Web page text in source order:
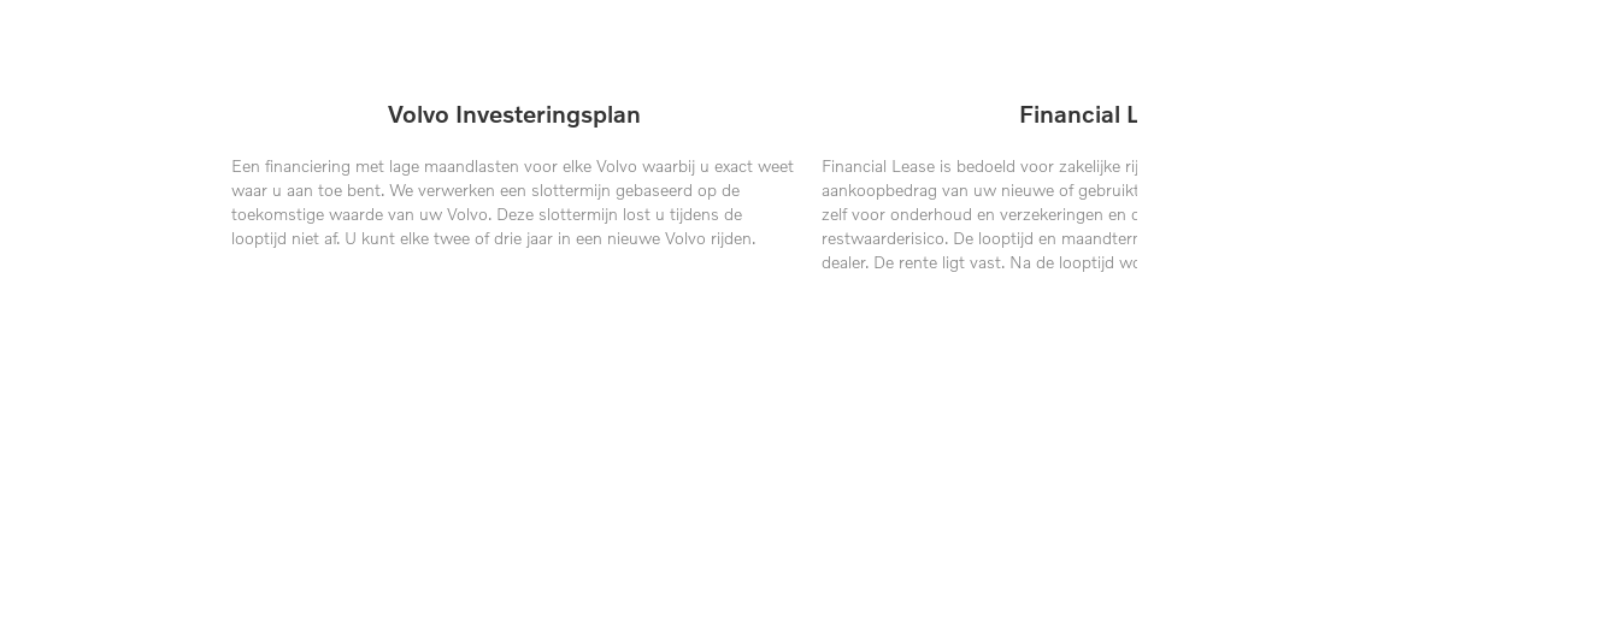
Volvo Investeringsplan
Een financiering met lage maandlasten voor elke Volvo waarbij u exact weet
waar u aan toe bent. We verwerken een slottermijn gebaseerd op de
toekomstige waarde van uw Volvo. Deze slottermijn lost u tijdens de
looptijd niet af. U kunt elke twee of drie jaar in een nieuwe Volvo rijden.
Financial Lease
Financial Lease is bedoeld voor zakelijke rijders. U financiert het hele
aankoopbedrag van uw nieuwe of gebruikte Volvo (excl. btw). U zorgt
zelf voor onderhoud en verzekeringen en draagt zelf het
restwaarderisico. De looptijd en maandtermijnen stemt u af met uw
dealer. De rente ligt vast. Na de looptijd wordt u eigenaar van uw Volvo.